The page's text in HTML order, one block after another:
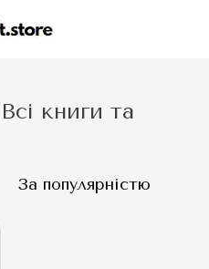
книги та
За популярністю